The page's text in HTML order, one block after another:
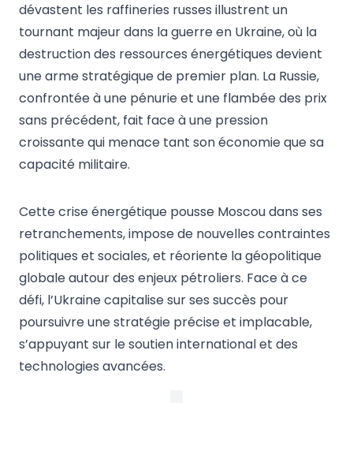
dévastent les raffineries russes illustrent un
tournant majeur dans la guerre en Ukraine, où la
destruction des ressources énergétiques devient
une arme stratégique de premier plan. La Russie,
confrontée à une pénurie et une flambée des prix
sans précédent, fait face à une pression
croissante qui menace tant son économie que sa
capacité militaire.
Cette crise énergétique pousse Moscou dans ses
retranchements, impose de nouvelles contraintes
politiques et sociales, et réoriente la géopolitique
globale autour des enjeux pétroliers. Face à ce
défi, l’Ukraine capitalise sur ses succès pour
poursuivre une stratégie précise et implacable,
s’appuyant sur le soutien international et des
technologies avancées.